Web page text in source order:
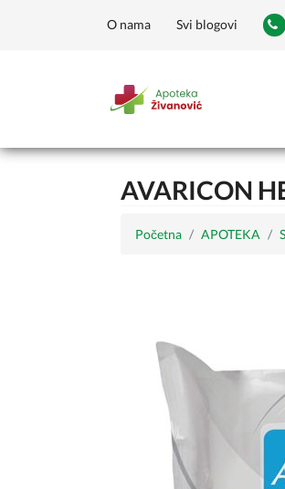
O nama Svi blogovi
AVARICON
Početna APOTEKA